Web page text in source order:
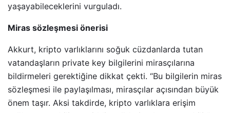
yaşayabileceklerini vurguladı.
Miras sözleşmesi önerisi
Akkurt, kripto varlıklarını soğuk cüzdanlarda tutan
vatandaşların private key bilgilerini mirasçılarına
bildirmeleri gerektiğine dikkat çekti. “Bu bilgilerin miras
sözleşmesi ile paylaşılması, mirasçılar açısından büyük
önem taşır. Aksi takdirde, kripto varlıklara erişim